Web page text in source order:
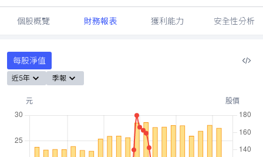
個股概覽 財務報表 獲利能力 安全性分析
每股淨值
近5年 季報